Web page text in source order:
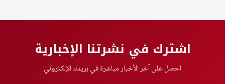
اشترك في نشرتنا الإخبارية
احصل على آخر الأخبار مباشرة في بريدك الإلكتروني